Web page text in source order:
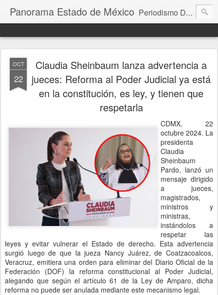
Panorama Estado de México Periodismo Digital
OCT
22
Claudia Sheinbaum lanza advertencia a
jueces: Reforma al Poder Judicial ya está
en la constitución, es ley, y tienen que
respetarla
CDMX, 22
octubre 2024. La
presidenta
Claudia
Sheinbaum
Pardo, lanzó un
mensaje dirigido
a jueces,
magistrados,
ministros y
ministras,
instándolos a
respetar las
leyes y evitar vulnerar el Estado de derecho. Esta advertencia
surgió luego de que la jueza Nancy Juárez, de Coatzacoalcos,
Veracruz, emitiera una orden para eliminar del Diario Oficial de la
Federación (DOF) la reforma constitucional al Poder Judicial,
alegando que según el artículo 61 de la Ley de Amparo, dicha
reforma no puede ser anulada mediante este mecanismo legal.